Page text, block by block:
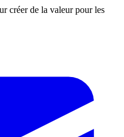
créer de la valeur pour les